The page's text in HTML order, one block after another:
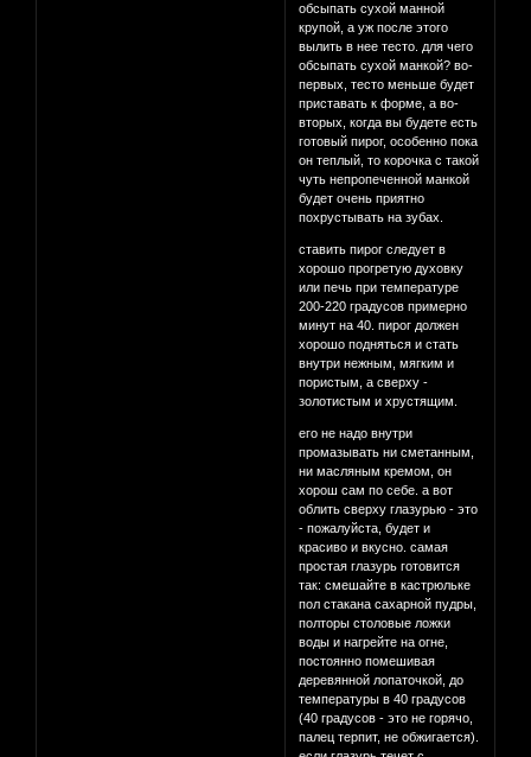
обсыпать сухой манной
крупой, а уж после этого
вылить в нее тесто. для чего
обсыпать сухой манкой? во-
первых, тесто меньше будет
приставать к форме, а во-
вторых, когда вы будете есть
готовый пирог, особенно пока
он теплый, то корочка с такой
чуть непропеченной манкой
будет очень приятно
похрустывать на зубах.
ставить пирог следует в
хорошо прогретую духовку
или печь при температуре
200-220 градусов примерно
минут на 40. пирог должен
хорошо подняться и стать
внутри нежным, мягким и
пористым, а сверху -
золотистым и хрустящим.
его не надо внутри
промазывать ни сметанным,
ни масляным кремом, он
хорош сам по себе. а вот
облить сверху глазурью - это
- пожалуйста, будет и
красиво и вкусно. самая
простая глазурь готовится
так: смешайте в кастрюльке
пол стакана сахарной пудры,
полторы столовые ложки
воды и нагрейте на огне,
постоянно помешивая
деревянной лопаточкой, до
температуры в 40 градусов
(40 градусов - это не горячо,
палец терпит, не обжигается).